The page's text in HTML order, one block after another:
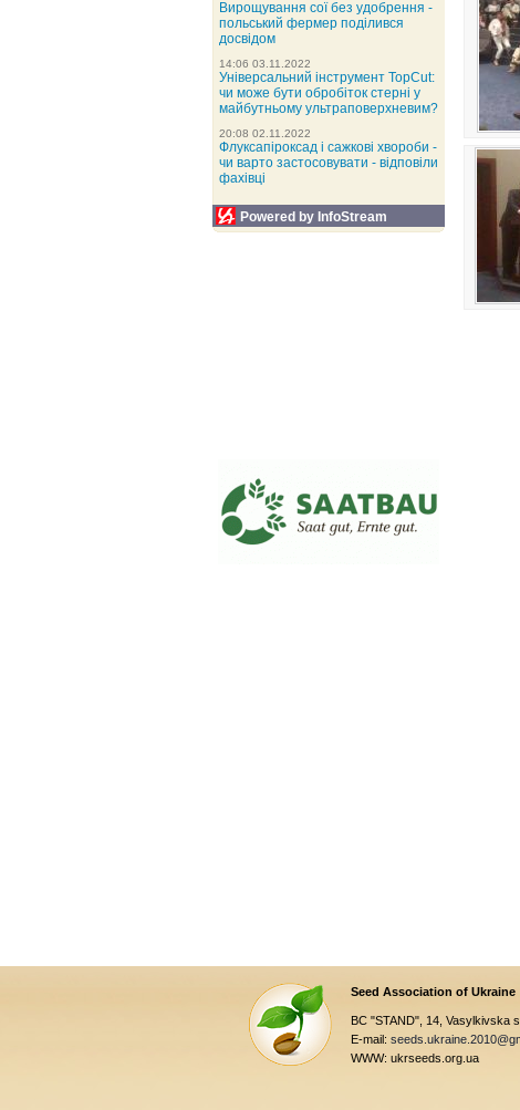
Вирощування сої без удобрення -
польський фермер поділився
досвідом
14:06 03.11.2022
Універсальний інструмент TopCut:
чи може бути обробіток стерні у
майбутньому ультраповерхневим?
20:08 02.11.2022
Флуксапіроксад і сажкові хвороби -
чи варто застосовувати - відповіли
фахівці
Powered by InfoStream
Seed Association of Ukraine
BC "STAND", 14, Vasylkivska
E-mail:
WWW: ukrseeds.org.ua